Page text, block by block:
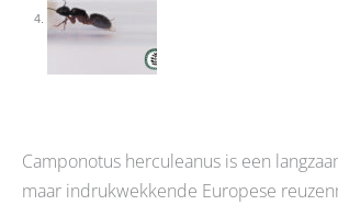
Camponotus herculeanus is een
maar indrukwekkende Europese